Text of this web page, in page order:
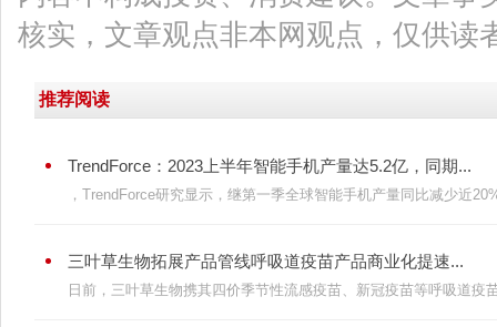
核实，文章观点非本网观点，仅供读
推荐阅读
TrendForce：2023上半年智能手机产量达5.2亿，同期...
，TrendForce研究显示，继第一季全球智能手机产量同比减少近
三叶草生物拓展产品管线呼吸道疫苗产品商业化提速...
日前，三叶草生物携其四价季节性流感疫苗、新冠疫苗等呼吸道疫